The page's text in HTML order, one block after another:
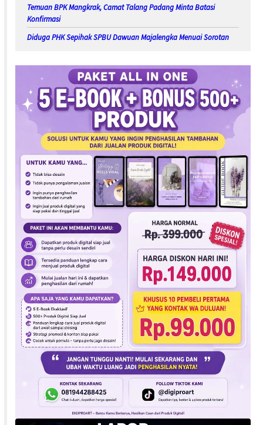
Temuan BPK Mangkrak, Camat Talang Padang Minta Batasi
Konfirmasi
Diduga PHK Sepihak SPBU Dawuan Majalengka Menuai Sorotan